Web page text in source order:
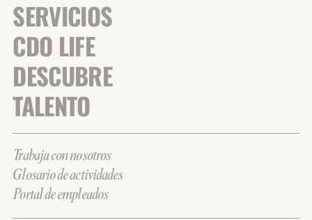
SERVICIOS
CDO LIFE
DESCUBRE
TALENTO
Trabaja con nosotros
Glosario de actividades
Portal de empleados